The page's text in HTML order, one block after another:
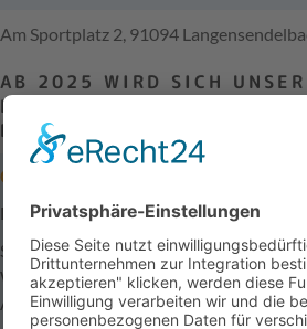
Am Sportplatz 2, 91094
AB 2025 WIRD SICH
NEUE FIRMENZENTRALE IN
BENZSTRASSE, 91301
Gestalte mit uns gemeinsam
Deine Ausbildung bei Anlagenbau
Spannende Projekte in der
Wasserstofftechnologien.
Arbeite an innovativen Projekten, die